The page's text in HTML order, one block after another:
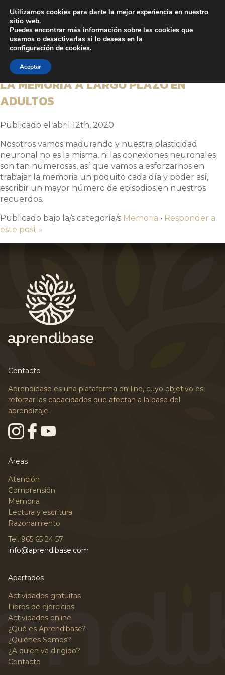
Entradas etiquetadas con
“memoria a largo plazo”
LA MEMORIA A LARGO PLAZO EN
ADULTOS
Publicado el abril 12th, 2020
Nosotros vamos madurando y nuestra plasticidad
neuronal no es la misma, ni las conexiones neuronales
son tan numerosas, así que vamos a esforzarnos en
trabajar la memoria un poquito cada día y poder así,
escribir un mayor número de episodios en nuestros
recuerdos.
Publicado bajo la/s categoría/s Memoria • Responder a
este post »
Contacto
Aprendibase es una plataforma on-line, cuyo objetivo es
reforzar las capacidades que afectan a la base del
aprendizaje.
Áreas
Atención
Comprensión
Memoria
Lectura y escritura
Razonamiento
Tel. 965 65 24 57
info@aprendibase.com
Apartados
Actividades gratuitas
Libros de ejercicios
Actividades online
¿Qué es Aprendibase?
¿Quiénes Somos?
¿A quien va dirigido?
Contacto
Utilizamos cookies para darte la mejor experiencia en nuestro
sitio web.
Puedes encontrar más información sobre las cookies que
usamos o desactivarlas si lo deseas en la
configuración de cookies.
Aceptar